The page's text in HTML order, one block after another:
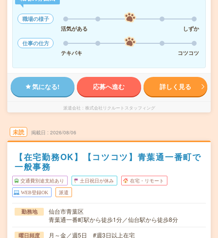
職場の様子
活気がある
しずか
仕事の仕方
テキパキ
コツコツ
気になる! 応募へ進む 詳しく見る
派遣会社 株式会社リクルートスタッフィング
未読 掲載日 2026/08/06
【在宅勤務OK】【コツコツ】青葉通一番町で
一般事務
交通費別途支給あり 土日祝日が休み 在宅・リモート
WEB登録OK 派遣
勤務地
仙台市青葉区
青葉通一番町駅から徒歩1分／仙台駅から徒歩8分
曜日頻度 月～金／週5日 #週3日以上在宅